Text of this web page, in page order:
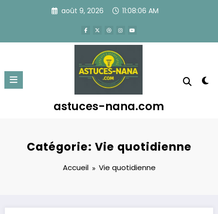
août 9, 2026 11:08:07 AM
astuces-nana.com
Catégorie: Vie quotidienne
Accueil Vie quotidienne